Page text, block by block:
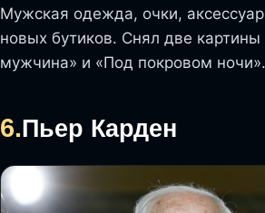
Мужская одежда, очки,
новых бутиков. Снял две
мужчина» и «Под покровом ночи».
6.Пьер Карден